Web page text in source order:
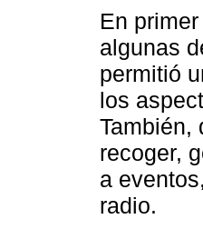
En
algunas
permitió
los
También,
recoger,
a
radio.